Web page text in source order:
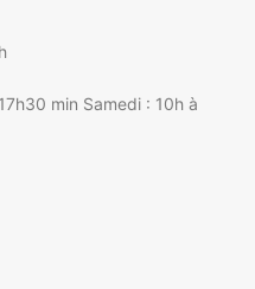
papier peint intissé sur
Papier peint Enfant Panda
min Samedi : 10h à